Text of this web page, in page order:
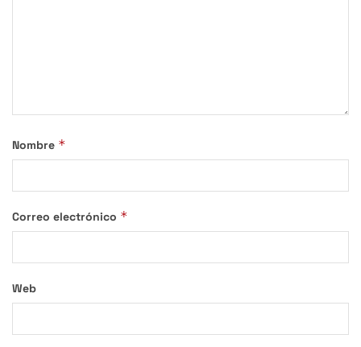
Nombre *
Correo electrónico *
Web